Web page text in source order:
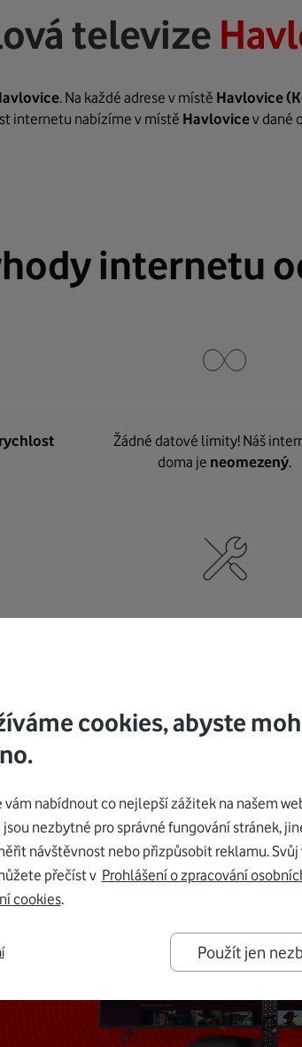
televize
. Na každé adrese v místě Havlovice
internetu nabízíme v místě Havlovicev dané
internetu
rychlost
Žádné datové limity! Náš
doma je neomezený.
cookies, abyste
vám nabídnout co nejlepší zážitek na našem
nezbytné pro správné fungování stránek,
návštěvnost nebo přizpůsobit reklamu.
přečíst v Prohlášení o zpracování
cookies.
Použít jen